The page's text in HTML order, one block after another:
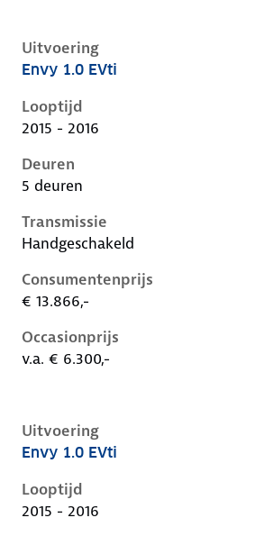
Uitvoering
Peugeot 108 i, 1.0 evti, 50 kW,
Envy 1.0 EVti
Looptijd
2015 - 2016
Deuren
5 deuren
Transmissie
Handgeschakeld
Consumentenprijs
€ 13.866,-
Occasionprijs
v.a. € 6.300,-
Uitvoering
Peugeot 108 i, 1.0 evti, 50 kW,
Envy 1.0 EVti
Looptijd
2015 - 2016